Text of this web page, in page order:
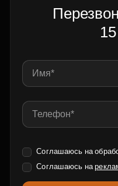
Соглашаюсь на
Соглашаюсь на